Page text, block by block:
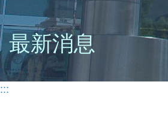
最新消息
:::